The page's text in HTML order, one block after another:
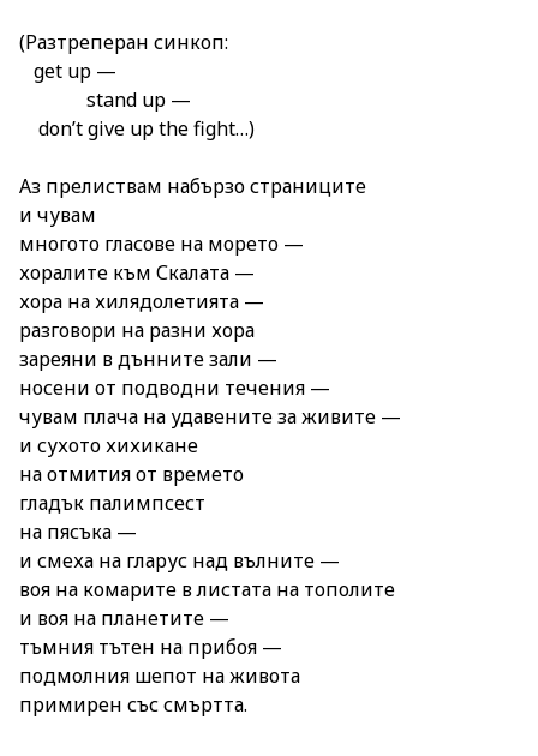
(Разтреперан синкоп:
get up —
stand up —
don’t give up the fight…)
Аз прелиствам набързо страниците
и чувам
многото гласове на морето —
хоралите към Скалата —
хора на хилядолетията —
разговори на разни хора
зареяни в дънните зали —
носени от подводни течения —
чувам плача на удавените за живите —
и сухото хихикане
на отмития от времето
гладък палимпсест
на пясъка —
и смеха на гларус над вълните —
воя на комарите в листата на тополите
и воя на планетите —
тъмния тътен на прибоя —
подмолния шепот на живота
примирен със смъртта.